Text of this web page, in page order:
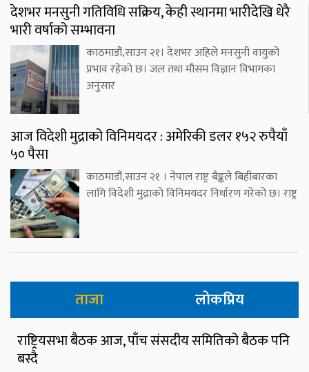
देशभर मनसुनी गतिविधि सक्रिय, केही स्थानमा भारीदेखि धेरै
भारी वर्षाको सम्भावना
काठमाडौं,साउन २१। देशभर अहिले मनसुनी वायुको
प्रभाव रहेको छ। जल तथा मौसम विज्ञान विभागका
अनुसार
आज विदेशी मुद्राको विनिमयदर : अमेरिकी डलर १५२ रुपैयाँ
५० पैसा
काठमाडौं,साउन २१ । नेपाल राष्ट्र बैङ्कले बिहीबारका
लागि विदेशी मुद्राको विनिमयदर निर्धारण गरेको छ। राष्ट्र
ताजा लोकप्रिय
राष्ट्रियसभा बैठक आज, पाँच संसदीय समितिको बैठक पनि
बस्दै